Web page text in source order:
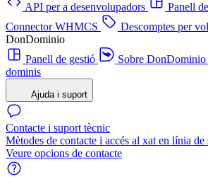
API per a desenvolupadors
Panell
Connector WHMCS
Descomptes per
DonDominio
Panell de gestió
Sobre DonDominio
dominis
Ajuda i suport
Contacte i suport tècnic
Mètodes de contacte i accés al xat en línia de
Veure opcions de contacte